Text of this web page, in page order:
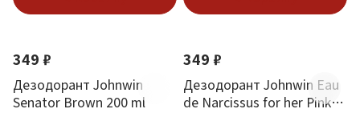
349 ₽
Дезодорант Johnwin
Senator Brown 200 ml
349 ₽
Дезодорант Johnwin Eau
de Narcissus for her Pink